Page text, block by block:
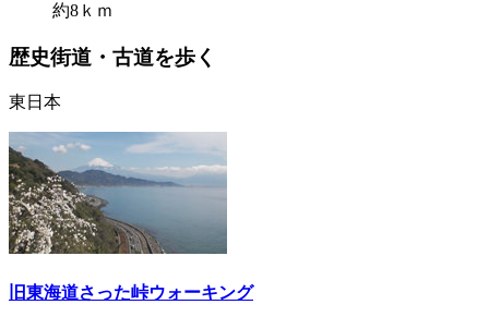
約8ｋｍ
歴史街道・古道を歩く
東日本
旧東海道さった峠ウォーキング